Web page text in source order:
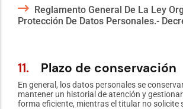
Reglamento General De La Ley
Protección De Datos Personales.-
11. Plazo de conservación
En general, los datos personales se
mantener un historial de atención y
forma eficiente, mientras el titular no solicite